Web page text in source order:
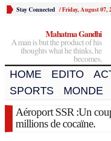
Stay Connected /Friday, August 07,
Mahatma Gandhi
A man is but the product of his
thoughts what he thinks, he
becomes.
HOME EDITO
SPORTS
MONDE
Aéroport SSR :Un
millions de cocaïne.